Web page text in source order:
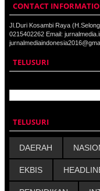
CONTACT
Jl.Duri Kosambi Raya
0215402262 Email:
TELUSURI
TELUSURI
DAERAH
EKBIS